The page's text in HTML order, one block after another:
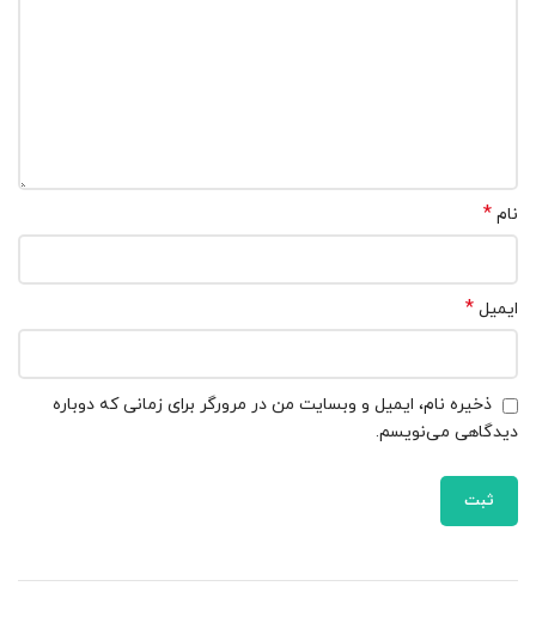
نام *
ایمیل *
ذخیره نام، ایمیل و وبسایت من در مرورگر برای زمانی که دوباره
دیدگاهی می‌نویسم.